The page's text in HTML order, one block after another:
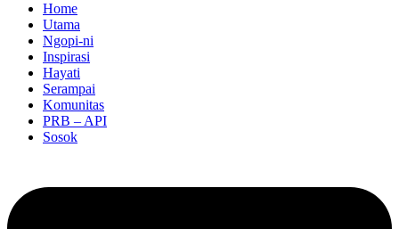
Home
Utama
Ngopi-ni
Inspirasi
Hayati
Serampai
Komunitas
PRB – API
Sosok